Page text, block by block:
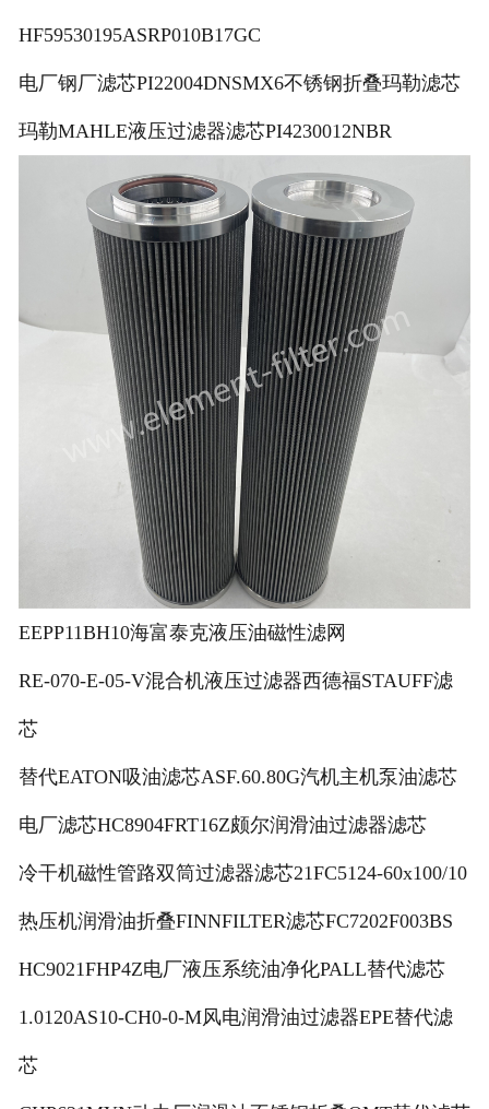
HF59530195ASRP010B17GC
电厂钢厂滤芯PI22004DNSMX6不锈钢折叠玛勒滤芯
玛勒MAHLE液压过滤器滤芯PI4230012NBR
EEPP11BH10海富泰克液压油磁性滤网
RE-070-E-05-V混合机液压过滤器西德福STAUFF滤
芯
替代EATON吸油滤芯ASF.60.80G汽机主机泵油滤芯
电厂滤芯HC8904FRT16Z颇尔润滑油过滤器滤芯
冷干机磁性管路双筒过滤器滤芯21FC5124-60x100/10
热压机润滑油折叠FINNFILTER滤芯FC7202F003BS
HC9021FHP4Z电厂液压系统油净化PALL替代滤芯
1.0120AS10-CH0-0-M风电润滑油过滤器EPE替代滤
芯